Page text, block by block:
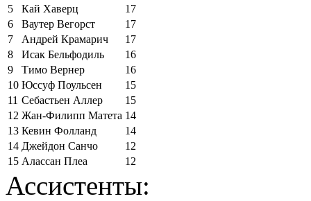
5
Кай Хаверц
17
6
Ваутер Вегорст
17
7
Андрей Крамарич
17
8
Исак Бельфодиль
16
9
Тимо Вернер
16
10 Юссуф Поульсен
15
11 Себастьен Аллер
15
12 Жан-Филипп Матета 14
13 Кевин Фолланд
14
14 Джейдон Санчо
12
15 Алассан Плеа 12
Ассистенты: